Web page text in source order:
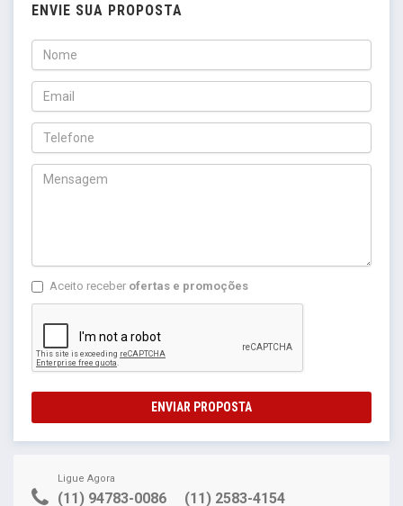
ENVIE SUA PROPOSTA
Aceito receber ofertas e promoções
ENVIAR PROPOSTA
Ligue Agora
(11) 94783-0086 (11) 2583-4154